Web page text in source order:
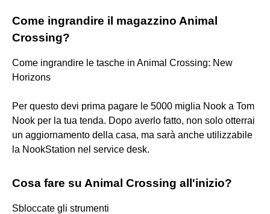
Come ingrandire il magazzino Animal
Crossing?
Come ingrandire le tasche in Animal Crossing: New
Horizons
Per questo devi prima pagare le 5000 miglia Nook a Tom
Nook per la tua tenda. Dopo averlo fatto, non solo otterrai
un aggiornamento della casa, ma sarà anche utilizzabile
la NookStation nel service desk.
Cosa fare su Animal Crossing all'inizio?
Sbloccate gli strumenti